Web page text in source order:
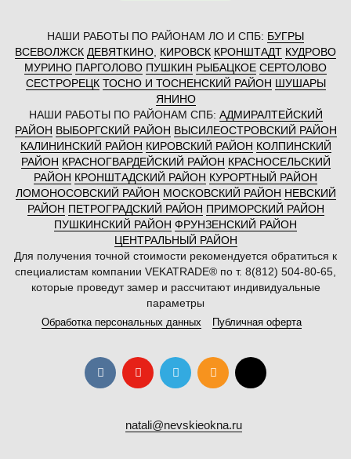
НАШИ РАБОТЫ ПО РАЙОНАМ ЛО И СПБ: БУГРЫ
ВСЕВОЛЖСК ДЕВЯТКИНО КИРОВСК КРОНШТАДТ КУДРОВО
МУРИНО ПАРГОЛОВО ПУШКИН РЫБАЦКОЕ СЕРТОЛОВО
СЕСТРОРЕЦК ТОСНО И ТОСНЕНСКИЙ РАЙОН ШУШАРЫ
ЯНИНО
НАШИ РАБОТЫ ПО РАЙОНАМ СПБ: АДМИРАЛТЕЙСКИЙ
РАЙОН ВЫБОРГСКИЙ РАЙОН ВЫСИЛЕОСТРОВСКИЙ РАЙОН
КАЛИНИНСКИЙ РАЙОН КИРОВСКИЙ РАЙОН КОЛПИНСКИЙ
РАЙОН КРАСНОГВАРДЕЙСКИЙ РАЙОН КРАСНОСЕЛЬСКИЙ
РАЙОН КРОНШТАДСКИЙ РАЙОН КУРОРТНЫЙ РАЙОН
ЛОМОНОСОВСКИЙ РАЙОН МОСКОВСКИЙ РАЙОН НЕВСКИЙ
РАЙОН ПЕТРОГРАДСКИЙ РАЙОН ПРИМОРСКИЙ РАЙОН
ПУШКИНСКИЙ РАЙОН ФРУНЗЕНСКИЙ РАЙОН
ЦЕНТРАЛЬНЫЙ РАЙОН
Для получения точной стоимости рекомендуется обратиться к
специалистам компании VEKATRADE® по т. 8(812) 504-80-65,
которые проведут замер и рассчитают индивидуальные
параметры
Обработка персональных данных Публичная оферта
natali@nevskieokna.ru